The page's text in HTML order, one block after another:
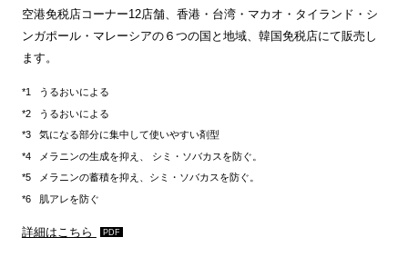
空港免税店コーナー12店舗、香港・台湾・マカオ・タイランド・シ
ンガポール・マレーシアの６つの国と地域、韓国免税店にて販売し
ます。
うるおいによる
うるおいによる
気になる部分に集中して使いやすい剤型
メラニンの生成を抑え、 シミ・ソバカスを防ぐ。
メラニンの蓄積を抑え、シミ・ソバカスを防ぐ。
肌アレを防ぐ
詳細はこちら